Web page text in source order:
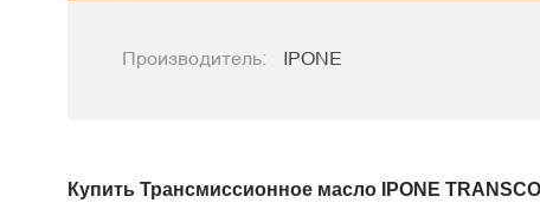
Производитель: IPONE
Купить Трансмиссионное масло IPONE